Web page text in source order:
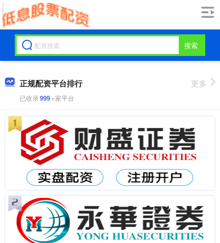
搜索
正规配资平台排行
已收录999+家平台
更多